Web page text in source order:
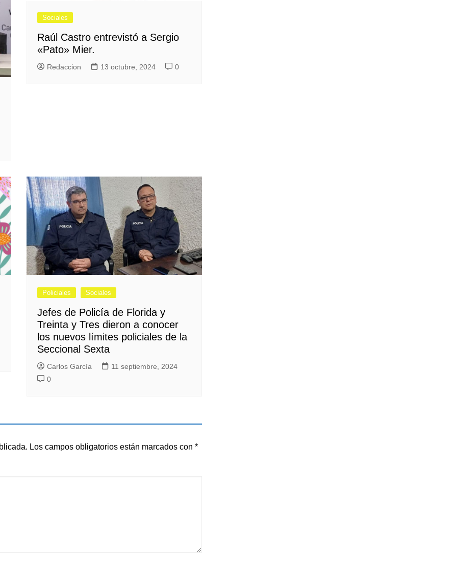
Sociales
Raúl Castro entrevistó a Sergio
«Pato» Mier.
Redaccion 13 octubre, 2024 0
Policiales Sociales
Jefes de Policía de Florida y
Treinta y Tres dieron a conocer
los nuevos límites policiales de la
Seccional Sexta
Carlos García
11 septiembre, 2024
0
Los campos obligatorios están marcados con *